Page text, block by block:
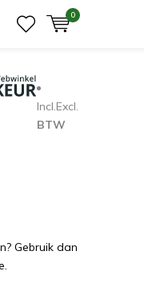
0
Incl.Excl.
BTW
Gebruik dan